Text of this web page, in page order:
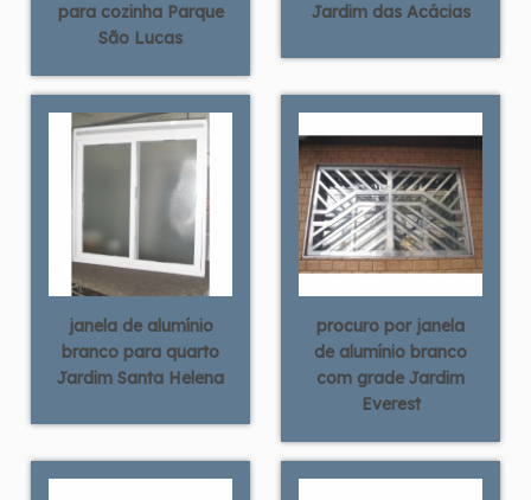
para cozinha Parque
São Lucas
Jardim das Acácias
janela de alumínio
branco para quarto
Jardim Santa Helena
procuro por janela
de alumínio branco
com grade Jardim
Everest